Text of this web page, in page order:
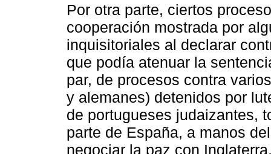
Por otra parte, ciertos
cooperación mostrada por
inquisitoriales al declarar
que podía atenuar la
par, de procesos contra
y alemanes) detenidos por
de portugueses judaizantes,
parte de España, a manos
negociar la paz con